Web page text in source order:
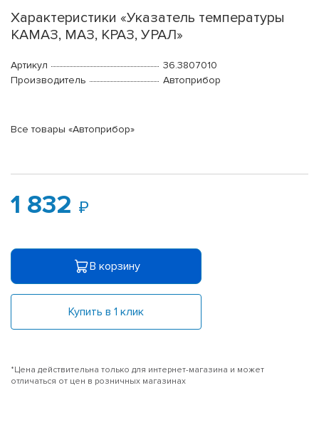
Характеристики «Указатель температуры
КАМАЗ, МАЗ, КРАЗ, УРАЛ»
Артикул
36.3807010
Производитель
Автоприбор
Все товары «Автоприбор»
1 832
В корзину
Купить в 1 клик
*Цена действительна только для интернет-магазина и может
отличаться от цен в розничных магазинах